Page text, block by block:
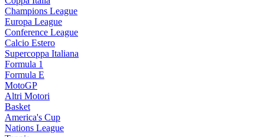
Champions League
Europa League
Conference League
Calcio Estero
Supercoppa Italiana
Formula 1
Formula E
MotoGP
Altri Motori
Basket
America's Cup
Nations League